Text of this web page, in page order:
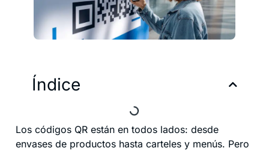
Índice
Los códigos QR están en todos lados: desde
envases de productos hasta carteles y menús. Pero